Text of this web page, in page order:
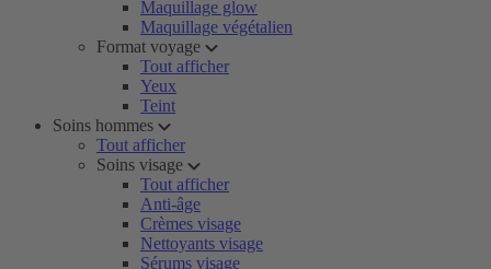
Maquillage glow
Maquillage végétalien
Format voyage
Tout afficher
Yeux
Teint
Soins hommes
Tout afficher
Soins visage
Tout afficher
Anti-âge
Crèmes visage
Nettoyants visage
Sérums visage